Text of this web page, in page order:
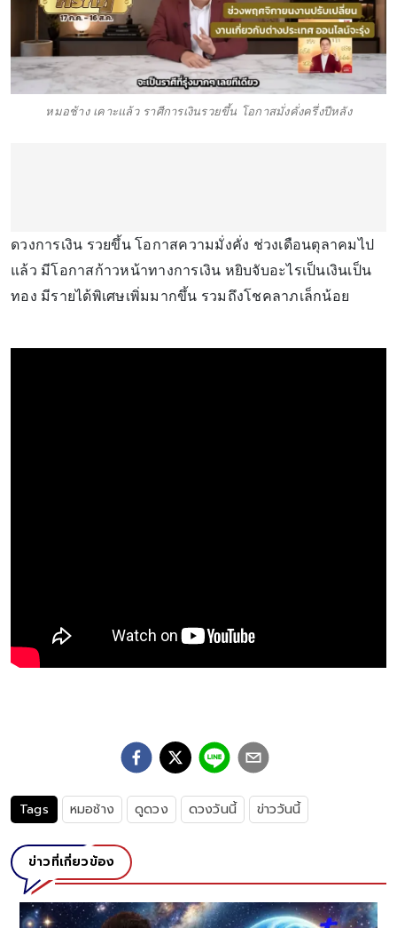
หมอช้าง เคาะแล้ว ราศีการเงินรวยขึ้น โอกาสมั่งคั่งครึ่งปีหลัง
ดวงการเงิน รวยขึ้น โอกาสความมั่งคั่ง ช่วงเดือนตุลาคมไป
แล้ว มีโอกาสก้าวหน้าทางการเงิน หยิบจับอะไรเป็นเงินเป็น
ทอง มีรายได้พิเศษเพิ่มมากขึ้น รวมถึงโชคลาภเล็กน้อย
Tags หมอช้าง ดูดวง ดวงวันนี้ ข่าววันนี้
ข่าวที่เกี่ยวข้อง